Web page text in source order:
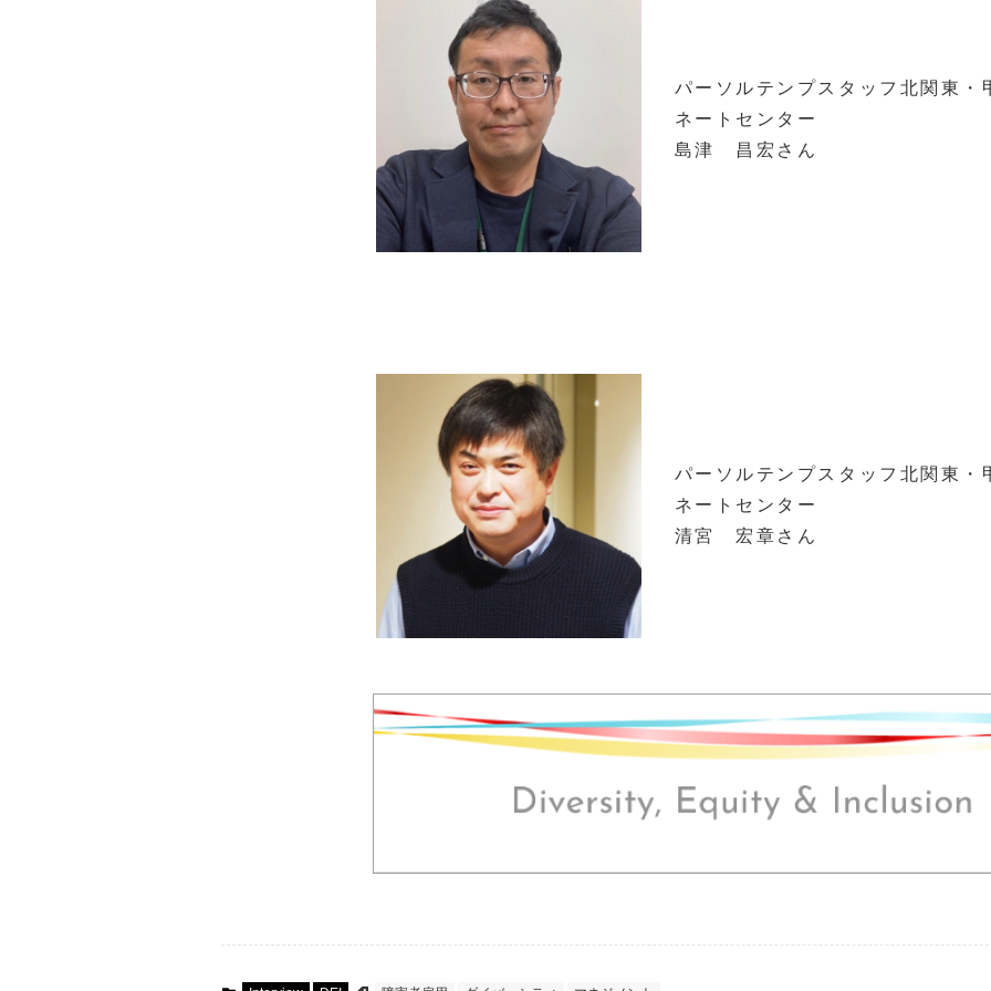
パーソルテンプスタッフ北関東・
ネートセンター
島津 昌宏さん
パーソルテンプスタッフ北関東・
ネートセンター
清宮 宏章さん